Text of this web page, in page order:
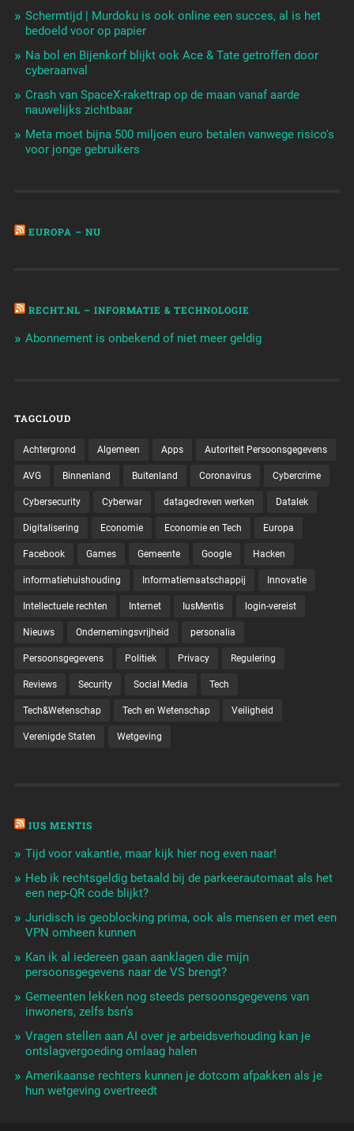
Schermtijd | Murdoku is ook online een succes, al is het
bedoeld voor op papier
Na bol en Bijenkorf blijkt ook Ace & Tate getroffen door
cyberaanval
Crash van SpaceX-rakettrap op de maan vanaf aarde
nauwelijks zichtbaar
Meta moet bijna 500 miljoen euro betalen vanwege risico's
voor jonge gebruikers
EUROPA – NU
RECHT.NL – INFORMATIE & TECHNOLOGIE
Abonnement is onbekend of niet meer geldig
TAGCLOUD
Achtergrond Algemeen Apps Autoriteit Persoonsgegevens
AVG Binnenland Buitenland Coronavirus Cybercrime
Cybersecurity Cyberwar datagedreven werken Datalek
Digitalisering Economie Economie en Tech Europa
Facebook Games Gemeente Google Hacken
informatiehuishouding Informatiemaatschappij Innovatie
Intellectuele rechten Internet IusMentis login-vereist
Nieuws Ondernemingsvrijheid personalia
Persoonsgegevens Politiek Privacy Regulering
Reviews Security Social Media Tech
Tech&Wetenschap Tech en Wetenschap Veiligheid
Verenigde Staten Wetgeving
IUS MENTIS
Tijd voor vakantie, maar kijk hier nog even naar!
Heb ik rechtsgeldig betaald bij de parkeerautomaat als het
een nep-QR code blijkt?
Juridisch is geoblocking prima, ook als mensen er met een
VPN omheen kunnen
Kan ik al iedereen gaan aanklagen die mijn
persoonsgegevens naar de VS brengt?
Gemeenten lekken nog steeds persoonsgegevens van
inwoners, zelfs bsn’s
Vragen stellen aan AI over je arbeidsverhouding kan je
ontslagvergoeding omlaag halen
Amerikaanse rechters kunnen je dotcom afpakken als je
hun wetgeving overtreedt